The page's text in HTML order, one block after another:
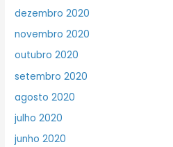
dezembro 2020
novembro 2020
outubro 2020
setembro 2020
agosto 2020
julho 2020
junho 2020